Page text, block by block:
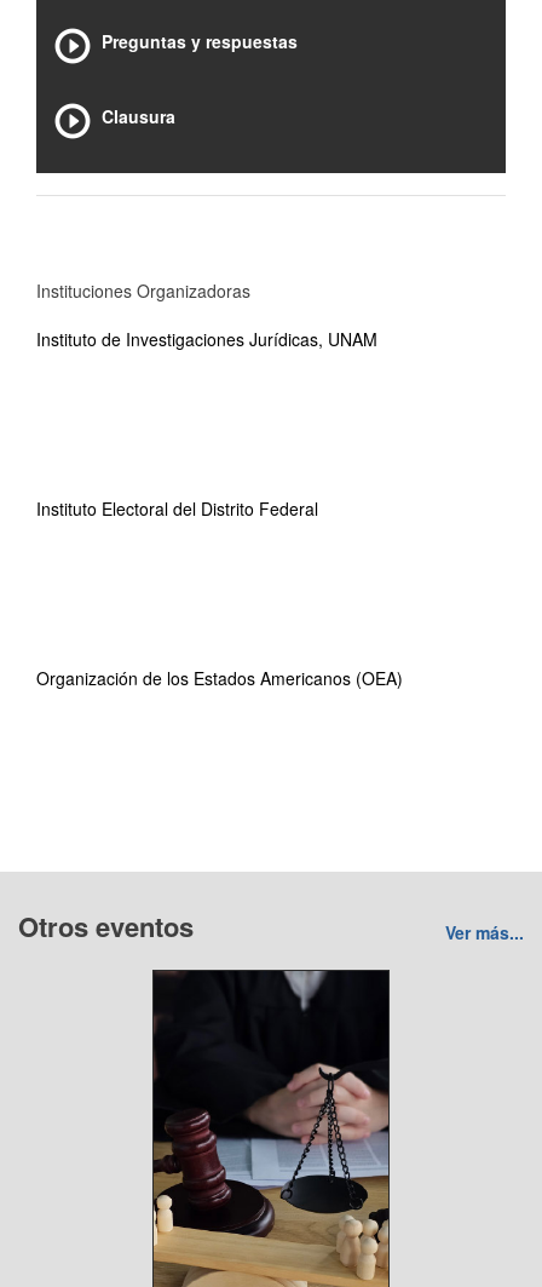
Preguntas y respuestas
Clausura
Instituciones Organizadoras
Instituto de Investigaciones Jurídicas, UNAM
Instituto Electoral del Distrito Federal
Organización de los Estados Americanos (OEA)
Otros eventos Ver más...